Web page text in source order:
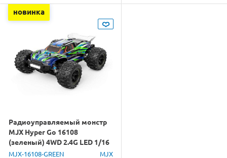
новинка
Радиоуправляемый монстр
MJX Hyper Go 16108
(зеленый) 4WD 2.4G LED 1/16
RTR
MJX-16108-GREEN MJX